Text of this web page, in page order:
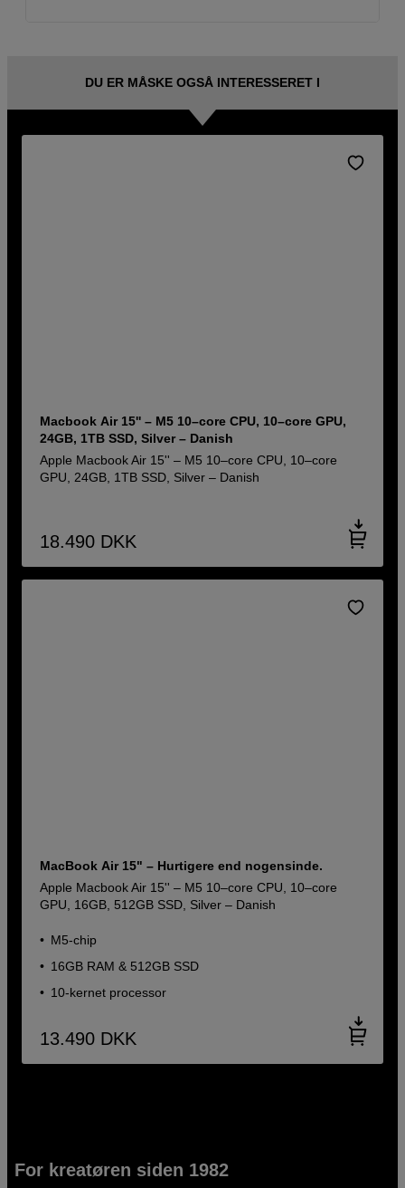
DU ER MÅSKE OGSÅ INTERESSERET I
Macbook Air 15'' – M5 10–core CPU, 10–core GPU,
24GB, 1TB SSD, Silver – Danish
Apple Macbook Air 15'' – M5 10–core CPU, 10–core
GPU, 24GB, 1TB SSD, Silver – Danish
18.490 DKK
MacBook Air 15" – Hurtigere end nogensinde.
Apple Macbook Air 15'' – M5 10–core CPU, 10–core
GPU, 16GB, 512GB SSD, Silver – Danish
M5-chip
16GB RAM & 512GB SSD
10-kernet processor
13.490 DKK
For kreatøren siden 1982